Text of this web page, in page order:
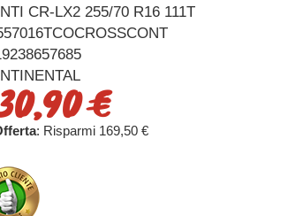
CR-LX2 255/70 R16 111T
€
: Risparmi 169,50 €